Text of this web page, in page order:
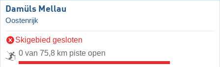
Damüls Mellau
Oostenrijk
Skigebied gesloten
0 van 75,8 km piste open